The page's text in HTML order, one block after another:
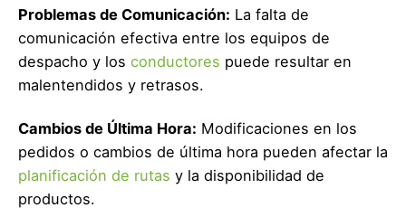
Problemas de Comunicación: La falta de
comunicación efectiva entre los equipos de
despacho y los conductores puede resultar en
malentendidos y retrasos.
Cambios de Última Hora: Modificaciones en los
pedidos o cambios de última hora pueden afectar la
planificación de rutas y la disponibilidad de
productos.